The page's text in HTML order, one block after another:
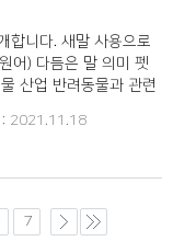
합니다. 새말 사용으로
어) 다듬은 말 의미 펫
산업 반려동물과 관련
단 식품 기술 식품 산
등 4차 산업 기술을
는 기법.
2021.11.18
7